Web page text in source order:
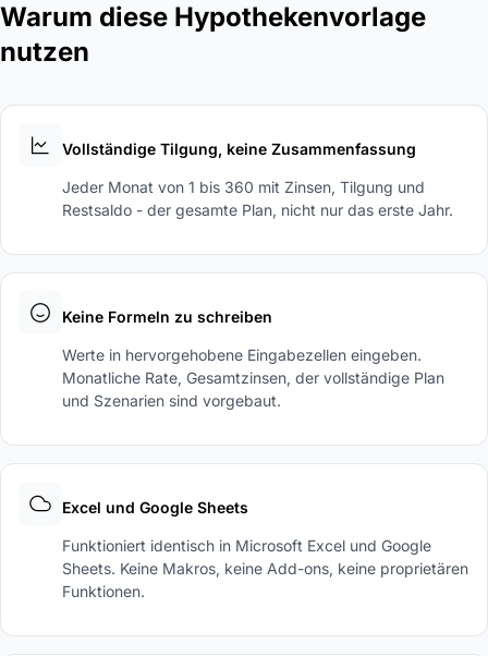
Warum diese Hypothekenvorlage
nutzen
Vollständige Tilgung, keine Zusammenfassung
Jeder Monat von 1 bis 360 mit Zinsen, Tilgung und
Restsaldo - der gesamte Plan, nicht nur das erste Jahr.
Keine Formeln zu schreiben
Werte in hervorgehobene Eingabezellen eingeben.
Monatliche Rate, Gesamtzinsen, der vollständige Plan
und Szenarien sind vorgebaut.
Excel und Google Sheets
Funktioniert identisch in Microsoft Excel und Google
Sheets. Keine Makros, keine Add-ons, keine proprietären
Funktionen.